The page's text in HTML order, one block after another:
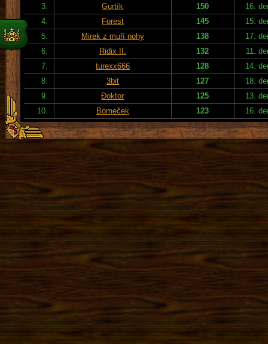
3.
Gurtík 150
16.
4.
Forest 145
15.
5.
Mirek z muří nohy 138
17.
6.
Ridix II. 132
11.
7.
turexx666 128
14.
8.
3bit 127
18.
9.
Đoktor 125
13.
10.
Bomeček 123 16.